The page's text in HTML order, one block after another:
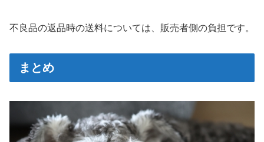
不良品の返品時の送料については、販売者側の負担です。
まとめ